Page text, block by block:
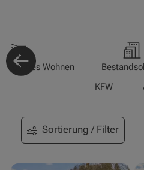
Wohnen
KFW
Sortierung / Filter